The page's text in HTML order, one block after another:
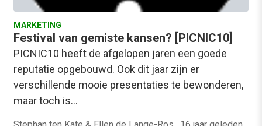
MARKETING
Festival van gemiste kansen? [PICNIC10]
PICNIC10 heeft de afgelopen jaren een goede
reputatie opgebouwd. Ook dit jaar zijn er
verschillende mooie presentaties te bewonderen,
maar toch is…